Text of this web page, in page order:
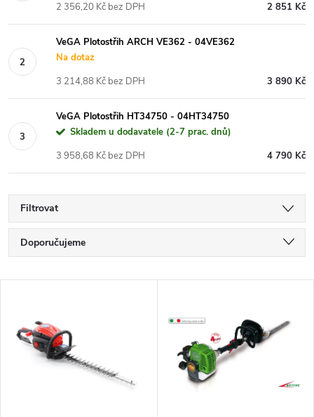
2 851 Kč
2 356,20 Kč bez DPH
VeGA Plotostřih ARCH VE362 - 04VE362
Na dotaz
3 890 Kč
3 214,88 Kč bez DPH
VeGA Plotostřih HT34750 - 04HT34750
Skladem u dodavatele (2-7 prac. dnů)
4 790 Kč
3 958,68 Kč bez DPH
Filtrovat
Ř
a
e
Doporučujeme
Nejprodávanější
Abecedně
ý